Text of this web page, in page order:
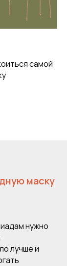
самой
маску
нужно
лучше и